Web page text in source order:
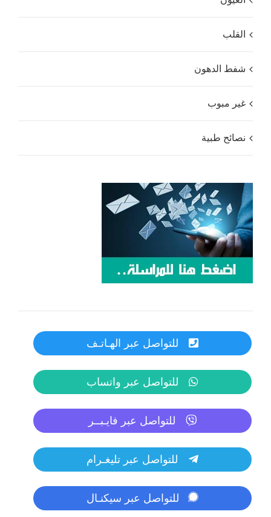
القلب
شفط الدهون
غير مبوب
نصائح طبية
للتواصل عبر الهـاتـف
للتواصل عبر واتساب
للتواصل عبر فايـبــر
للتواصل عبر تليغـرام
للتواصل عبر سيكنـال